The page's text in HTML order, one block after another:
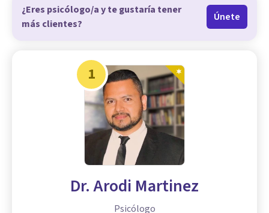
¿Eres psicólogo/a y te gustaría tener
más clientes?
Únete
1
Dr. Arodi Martinez
Psicólogo